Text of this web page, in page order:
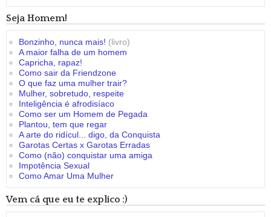
Seja Homem!
Bonzinho, nunca mais! (livro)
A maior falha de um homem
Capricha, rapaz!
Como sair da Friendzone
O que faz uma mulher trair?
Mulher, sobretudo, respeite
Inteligência é afrodisíaco
Como ser um Homem de Pegada
Plantou, tem que regar
A arte do ridícul... digo, da Conquista
Garotas Certas x Garotas Erradas
Como (não) conquistar uma amiga
Impotência Sexual
Como Amar Uma Mulher
Vem cá que eu te explico :)